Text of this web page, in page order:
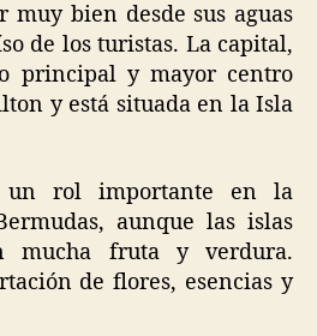
muy bien desde sus aguas
de los turistas. La capital,
principal y mayor centro
y está situada en la Isla
un rol importante en la
aunque las islas
mucha fruta y verdura.
de flores, esencias y